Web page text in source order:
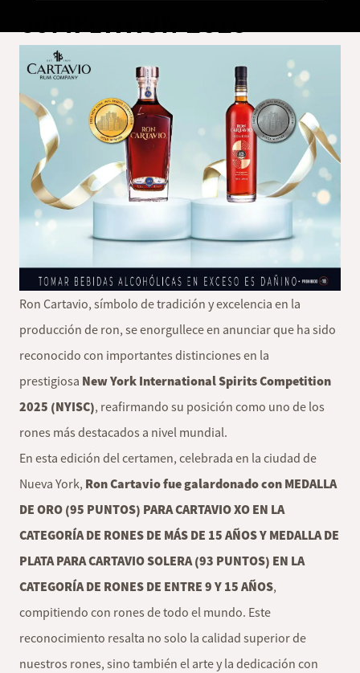
COMPETITION 2025
Ron Cartavio, símbolo de tradición y excelencia en la
producción de ron, se enorgullece en anunciar que ha sido
reconocido con importantes distinciones en la
prestigiosa New York International Spirits Competition
2025 (NYISC), reafirmando su posición como uno de los
rones más destacados a nivel mundial.
En esta edición del certamen, celebrada en la ciudad de
Nueva York, Ron Cartavio fue galardonado con MEDALLA
DE ORO (95 PUNTOS) PARA CARTAVIO XO EN LA
CATEGORÍA DE RONES DE MÁS DE 15 AÑOS Y MEDALLA DE
PLATA PARA CARTAVIO SOLERA (93 PUNTOS) EN LA
CATEGORÍA DE RONES DE ENTRE 9 Y 15 AÑOS,
compitiendo con rones de todo el mundo. Este
reconocimiento resalta no solo la calidad superior de
nuestros rones, sino también el arte y la dedicación con